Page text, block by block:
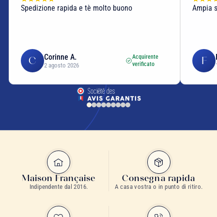
Spedizione rapida e tè molto buono
C Corinne A.
2 agosto 2026
Acquirente
verificato
Ampia
F
Maison Française
Indipendente dal 2016.
Consegna rapida
A casa vostra o in punto di ritiro.